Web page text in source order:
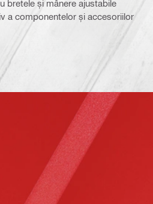
bretele și mânere ajustabile
a componentelor și accesoriilor